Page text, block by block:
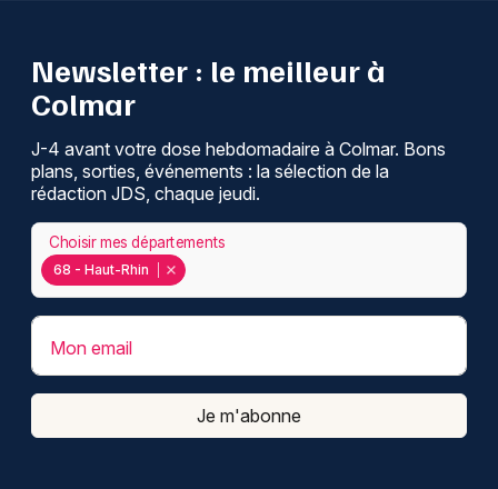
Newsletter : le meilleur à
Colmar
J-4 avant votre dose hebdomadaire à Colmar. Bons
plans, sorties, événements : la sélection de la
rédaction JDS, chaque jeudi.
68 - Haut-Rhin
Choisir mes départements
Mon email
Je m'abonne